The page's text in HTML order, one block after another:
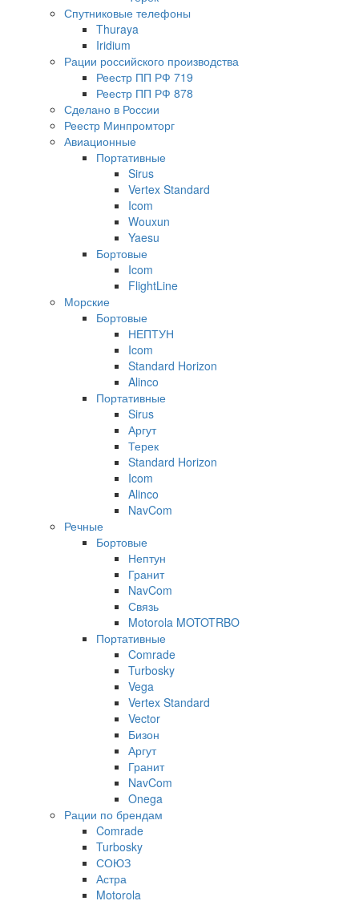
Спутниковые телефоны
Thuraya
Iridium
Рации российского производства
Реестр ПП РФ 719
Реестр ПП РФ 878
Сделано в России
Реестр Минпромторг
Авиационные
Портативные
Sirus
Vertex Standard
Icom
Wouxun
Yaesu
Бортовые
Icom
FlightLine
Морские
Бортовые
НЕПТУН
Icom
Standard Horizon
Alinco
Портативные
Sirus
Аргут
Терек
Standard Horizon
Icom
Alinco
NavCom
Речные
Бортовые
Нептун
Гранит
NavCom
Связь
Motorola MOTOTRBO
Портативные
Comrade
Turbosky
Vega
Vertex Standard
Vector
Бизон
Аргут
Гранит
NavCom
Onega
Рации по брендам
Comrade
Turbosky
СОЮЗ
Астра
Motorola